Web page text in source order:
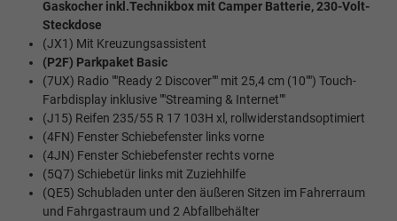
Gaskocher inkl.Technikbox mit Camper Batterie, 230-Volt-
Steckdose
(JX1) Mit Kreuzungsassistent
(P2F) Parkpaket Basic
(7UX) Radio ""Ready 2 Discover"" mit 25,4 cm (10"") Touch-
Farbdisplay inklusive ""Streaming & Internet""
(J15) Reifen 235/55 R 17 103H xl, rollwiderstandsoptimiert
(4FN) Fenster Schiebefenster links vorne
(4JN) Fenster Schiebefenster rechts vorne
(5Q7) Schiebetür links mit Zuziehhilfe
(QE5) Schubladen unter den äußeren Sitzen im Fahrerraum
und Fahrgastraum und 2 Abfallbehälter